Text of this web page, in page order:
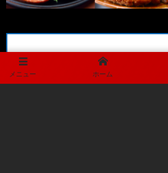
メニュー ホーム